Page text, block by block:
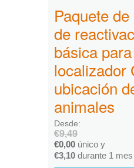
Paquete
de
básica para
localizador
ubicación
animales
Desde:
€9,49
€0,00 único y
€3,10 durante 1 mes